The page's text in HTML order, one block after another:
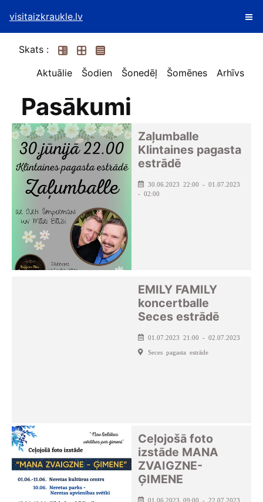
visitaizkraukle.lv
Skats :
Aktuālie
Šodien Šonedēļ Šomēnes Arhīvs
Pasākumi
Zaļumballe
Klintaines pagasta
estrādē
30.06.2023 22:00 - 01.07.2023
- 02:00
EMILY FAMILY
koncertballe
Seces estrādē
01.07.2023 21:00 - 02.07.2023
Seces pagasta estrāde
Ceļojošā foto
izstāde MANA
ZVAIGZNE-
ĢIMENE
01.06.2023 09:00 - 22.07.2023